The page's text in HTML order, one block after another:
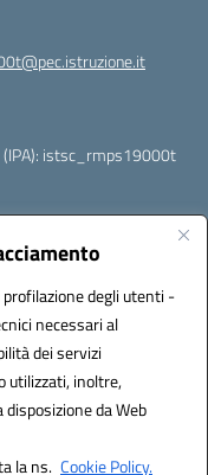
degli utenti -
necessari al
dei servizi
utilizzati, inoltre,
da Web
la ns. Cookie Policy.
(IPA): istsc_rmps19000t
06121123925
- Telefono
esclusivamente